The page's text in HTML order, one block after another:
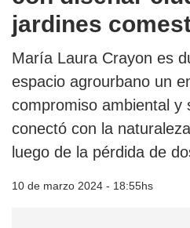
jardines
María Laura Crayon es
espacio agrourbano un
compromiso ambiental y
conectó con la
luego de la pérdida de
10 de marzo 2024 - 18:55hs